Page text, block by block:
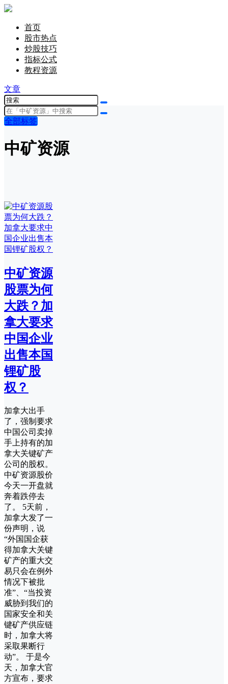
首页
股市热点
炒股技巧
指标公式
教程资源
文章
全部标签
中矿资源
中矿资源
股票为何
大跌？加
拿大要求
中国企业
出售本国
锂矿股
权？
加拿大出手
了，强制要求
中国公司卖掉
手上持有的加
拿大关键矿产
公司的股权。
中矿资源股价
今天一开盘就
奔着跌停去
了。 5天前，
加拿大发了一
份声明，说
“外国国企获
得加拿大关键
矿产的重大交
易只会在例外
情况下被批
准”、“当投资
威胁到我们的
国家安全和关
键矿产供应链
时，加拿大将
采取果断行
动”。 于是今
天，加拿大官
方宣布，要求